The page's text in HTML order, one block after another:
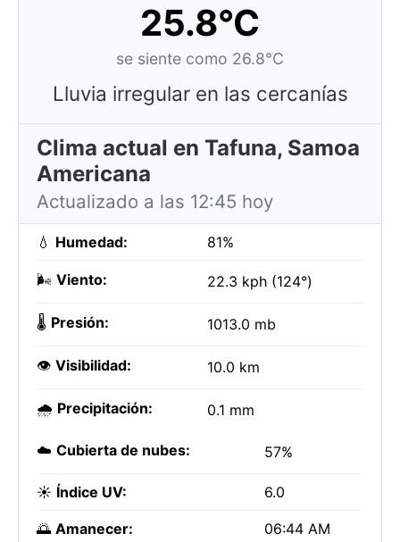
25.8°C
se siente como 26.8°C
Lluvia irregular en las cercanías
Clima actual en Tafuna, Samoa
Americana
Actualizado a las 12:45 hoy
💧 Humedad: 81%
🌬️ Viento: 22.3 kph (124°)
🌡️ Presión: 1013.0 mb
👁️ Visibilidad: 10.0 km
🌧️ Precipitación: 0.1 mm
☁️ Cubierta de nubes: 57%
☀️ Índice UV: 6.0
🌅 Amanecer: 06:44 AM